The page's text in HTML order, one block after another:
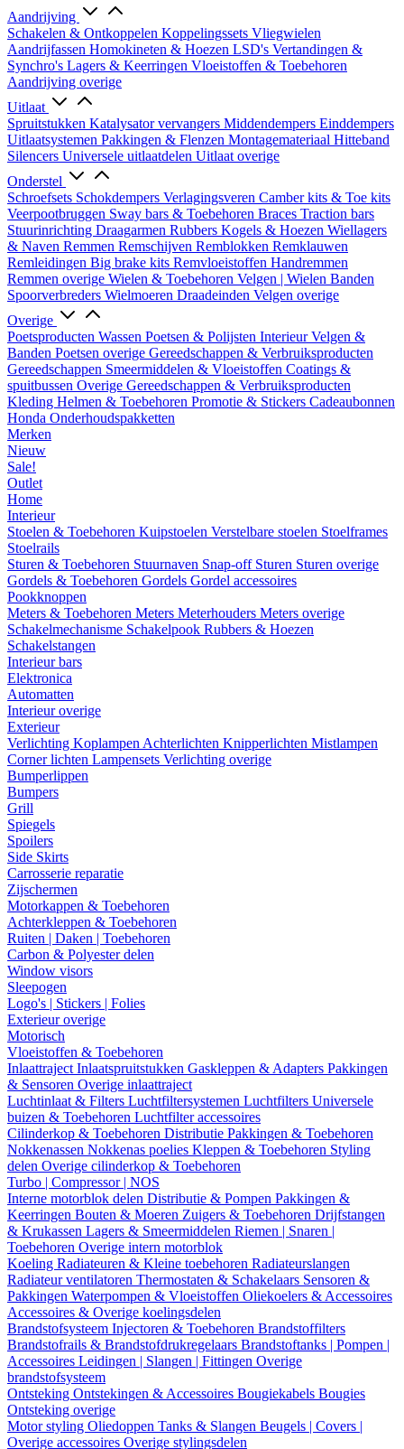
Aandrijving
Schakelen & Ontkoppelen Koppelingssets Vliegwielen
Aandrijfassen Homokineten & Hoezen LSD's Vertandingen &
Synchro's Lagers & Keerringen Vloeistoffen & Toebehoren
Aandrijving overige
Uitlaat
Spruitstukken Katalysator vervangers Middendempers Einddempers
Uitlaatsystemen Pakkingen & Flenzen Montagemateriaal Hitteband
Silencers Universele uitlaatdelen Uitlaat overige
Onderstel
Schroefsets Schokdempers Verlagingsveren Camber kits & Toe kits
Veerpootbruggen Sway bars & Toebehoren Braces Traction bars
Stuurinrichting Draagarmen Rubbers Kogels & Hoezen Wiellagers
& Naven Remmen Remschijven Remblokken Remklauwen
Remleidingen Big brake kits Remvloeistoffen Handremmen
Remmen overige Wielen & Toebehoren Velgen | Wielen Banden
Spoorverbreders Wielmoeren Draadeinden Velgen overige
Overige
Poetsproducten Wassen Poetsen & Polijsten InterieurVelgen &
Banden Poetsen overige Gereedschappen & Verbruiksproducten
Gereedschappen Smeermiddelen & Vloeistoffen Coatings &
spuitbussen Overige Gereedschappen & Verbruiksproducten
Kleding Helmen & Toebehoren Promotie & Stickers Cadeaubonnen
Honda Onderhoudspakketten
Merken
Nieuw
Sale!
Outlet
Home
Interieur
Stoelen & Toebehoren Kuipstoelen Verstelbare stoelen Stoelframes
Stoelrails
Sturen & Toebehoren Stuurnaven Snap-off Sturen Sturen overige
Gordels & Toebehoren Gordels Gordel accessoires
Pookknoppen
Meters & Toebehoren Meters Meterhouders Meters overige
Schakelmechanisme Schakelpook Rubbers & Hoezen
Schakelstangen
Interieur bars
Elektronica
Automatten
Interieur overige
Exterieur
Verlichting Koplampen Achterlichten Knipperlichten Mistlampen
Corner lichten Lampensets Verlichting overige
Bumperlippen
Bumpers
Grill
Spiegels
Spoilers
Side Skirts
Carrosserie reparatie
Zijschermen
Motorkappen & Toebehoren
Achterkleppen & Toebehoren
Ruiten | Daken | Toebehoren
Carbon & Polyester delen
Window visors
Sleepogen
Logo's | Stickers | Folies
Exterieur overige
Motorisch
Vloeistoffen & Toebehoren
Inlaattraject Inlaatspruitstukken Gaskleppen & Adapters Pakkingen
& Sensoren Overige inlaattraject
Luchtinlaat & Filters Luchtfiltersystemen Luchtfilters Universele
buizen & Toebehoren Luchtfilter accessoires
Cilinderkop & Toebehoren Distributie Pakkingen & Toebehoren
Nokkenassen Nokkenas poelies Kleppen & Toebehoren Styling
delen Overige cilinderkop & Toebehoren
Turbo | Compressor | NOS
Interne motorblok delen Distributie & Pompen Pakkingen &
Keerringen Bouten & Moeren Zuigers & Toebehoren Drijfstangen
& Krukassen Lagers & Smeermiddelen Riemen | Snaren |
Toebehoren Overige intern motorblok
Koeling Radiateuren & Kleine toebehoren Radiateurslangen
Radiateur ventilatoren Thermostaten & Schakelaars Sensoren &
Pakkingen Waterpompen & Vloeistoffen Oliekoelers & Accessoires
Accessoires & Overige koelingsdelen
Brandstofsysteem Injectoren & Toebehoren Brandstoffilters
Brandstofrails & Brandstofdrukregelaars Brandstoftanks | Pompen |
Accessoires Leidingen | Slangen | Fittingen Overige
brandstofsysteem
Ontsteking Ontstekingen & Accessoires Bougiekabels Bougies
Ontsteking overige
Motor styling Oliedoppen Tanks & Slangen Beugels | Covers |
Overige accessoires Overige stylingsdelen